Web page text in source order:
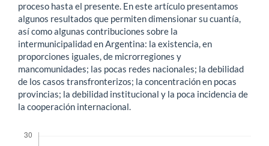
proceso hasta el presente. En este artículo presentamos
algunos resultados que permiten dimensionar su cuantía,
así como algunas contribuciones sobre la
intermunicipalidad en Argentina: la existencia, en
proporciones iguales, de microrregiones y
mancomunidades; las pocas redes nacionales; la debilidad
de los casos transfronterizos; la concentración en pocas
provincias; la debilidad institucional y la poca incidencia de
la cooperación internacional.